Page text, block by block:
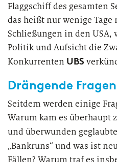
Flaggschiff des gesamten
das heißt nur wenige Tage
Schließungen in den USA,
Politik und Aufsicht die
Konkurrenten UBS
Drängende Fragen
Seitdem werden einige
Warum kam es überhaupt
und überwunden
„Bankruns“ und was ist
Fällen? Warum traf es